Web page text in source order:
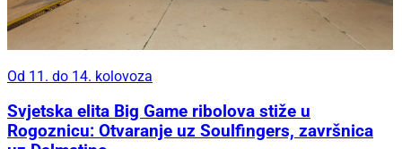
Od 11. do 14. kolovoza
Svjetska elita Big Game ribolova stiže u
Rogoznicu: Otvaranje uz Soulfingers, završnica